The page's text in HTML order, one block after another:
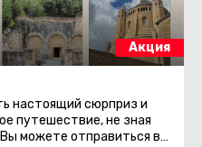
Акция
настоящий сюрприз и
путешествие, не зная
можете отправиться в